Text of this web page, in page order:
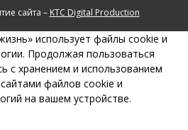
сайта – KTC Digital Production
использует файлы cookie и
Продолжая пользоваться
с хранением и использованием
файлов cookie и
на вашем устройстве.